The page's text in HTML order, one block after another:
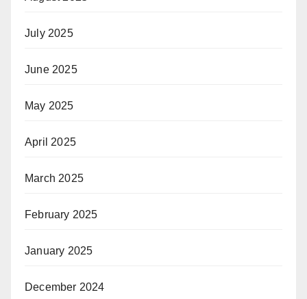
July 2025
June 2025
May 2025
April 2025
March 2025
February 2025
January 2025
December 2024